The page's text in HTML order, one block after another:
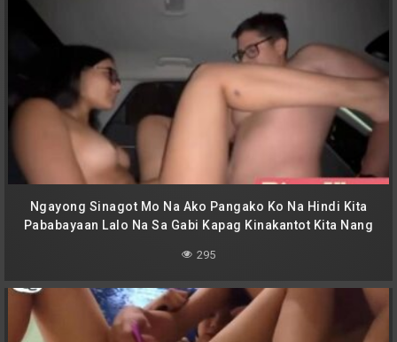
Ngayong Sinagot Mo Na Ako Pangako Ko Na Hindi Kita
Pababayaan Lalo Na Sa Gabi Kapag Kinakantot Kita Nang
295